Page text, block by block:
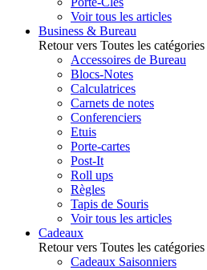
Voir tous les articles
Business & Bureau
Retour vers Toutes les catégories
Accessoires de Bureau
Blocs-Notes
Calculatrices
Carnets de notes
Conferenciers
Etuis
Porte-cartes
Post-It
Roll ups
Règles
Tapis de Souris
Voir tous les articles
Cadeaux
Retour vers Toutes les catégories
Cadeaux Saisonniers